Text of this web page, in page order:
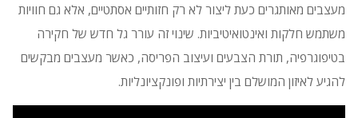
מעצבים מאותגרים כעת ליצור לא רק חזותיים אסתטיים, אלא גם חוויות
משתמש חלקות ואינטואיטיביות. שינוי זה עורר גל חדש של חקירה
בטיפוגרפיה, תורת הצבעים ועיצוב הפריסה, כאשר מעצבים מבקשים
להגיע לאיזון המושלם בין יצירתיות ופונקציונליות.